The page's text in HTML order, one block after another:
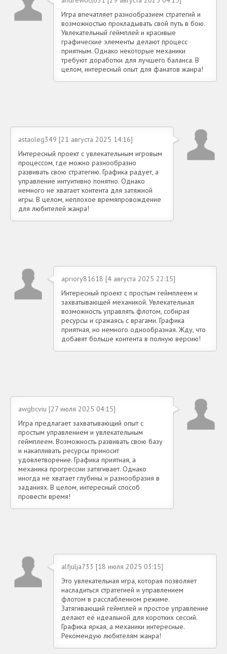
Игра впечатляет разнообразием стратегий и
возможностью прокладывать свой путь в бою.
Увлекательный геймплей и красивые
графические элементы делают процесс
приятным. Однако некоторые механики
требуют доработки для лучшего баланса. В
целом, интересный опыт для фанатов жанра!
astaoleg349 [21 августа 2025 14:16]
Интересный проект с увлекательным игровым
процессом, где можно разнообразно
развивать свою стратегию. Графика радует, а
управление интуитивно понятно. Однако
немного не хватает контента для затяжной
игры. В целом, неплохое времяпровождение
для любителей жанра!
apriory81618 [4 августа 2025 22:15]
Интересный проект с простым геймплеем и
захватывающей механикой. Увлекательная
возможность управлять флотом, собирая
ресурсы и сражаясь с врагами. Графика
приятная, но немного однообразная. Жду, что
добавят больше контента в полную версию!
awgbcviu [27 июля 2025 04:15]
Игра предлагает захватывающий опыт с
простым управлением и увлекательным
геймплеем. Возможность развивать свою базу
и накапливать ресурсы приносит
удовлетворение. Графика приятная, а
механика прогрессии затягивает. Однако
иногда не хватает глубины и разнообразия в
заданиях. В целом, интересный способ
провести время!
alfjulja733 [18 июля 2025 03:15]
Это увлекательная игра, которая позволяет
насладиться стратегией и управлением
флотом в расслабленном режиме.
Затягивающий геймплей и простое управление
делают её идеальной для коротких сессий.
Графика яркая, а механики интересные.
Рекомендую любителям жанра!